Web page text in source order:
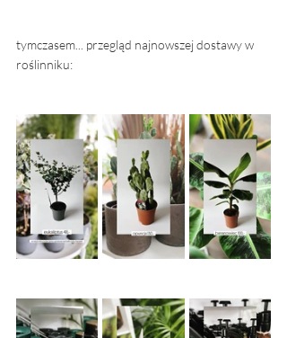
tymczasem... przegląd najnowszej dostawy w
roślinniku: